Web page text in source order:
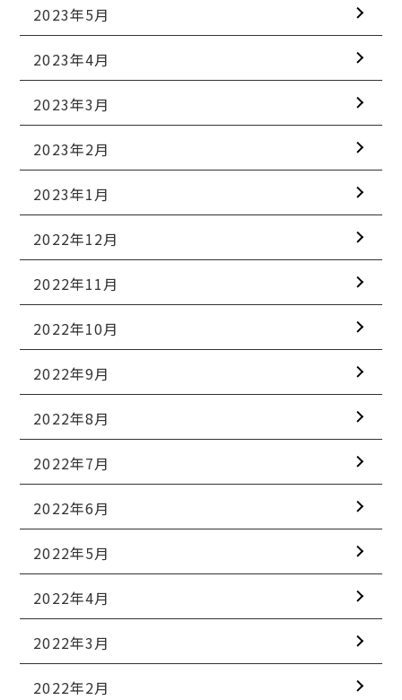
2023年5月
2023年4月
2023年3月
2023年2月
2023年1月
2022年12月
2022年11月
2022年10月
2022年9月
2022年8月
2022年7月
2022年6月
2022年5月
2022年4月
2022年3月
2022年2月